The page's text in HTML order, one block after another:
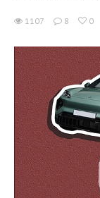
1107 8 0